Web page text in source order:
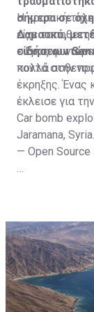
σήμερα σε
Δαμασκό,
ειδήσεων
Η κρατική
είχε
συγκοινωνιών
κοντά στην
Ένας
πολλά
έκρηξης. Ένας
έκλεισε για
Car bomb
Jaramana, Syria.
— Open